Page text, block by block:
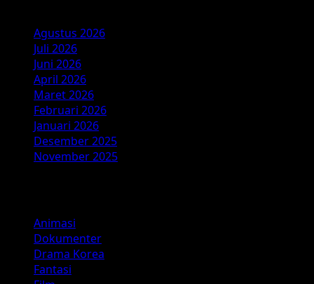
Agustus 2026
Juli 2026
Juni 2026
April 2026
Maret 2026
Februari 2026
Januari 2026
Desember 2025
November 2025
Animasi
Dokumenter
Drama Korea
Fantasi